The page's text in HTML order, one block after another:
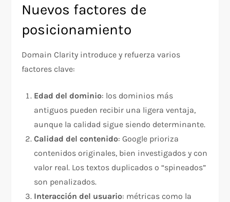
Nuevos factores de
posicionamiento
Domain Clarity introduce y refuerza varios
factores clave:
Edad del dominio: los dominios más
antiguos pueden recibir una ligera ventaja,
aunque la calidad sigue siendo determinante.
Calidad del contenido: Google prioriza
contenidos originales, bien investigados y con
valor real. Los textos duplicados o “spineados”
son penalizados.
Interacción del usuario: métricas como la